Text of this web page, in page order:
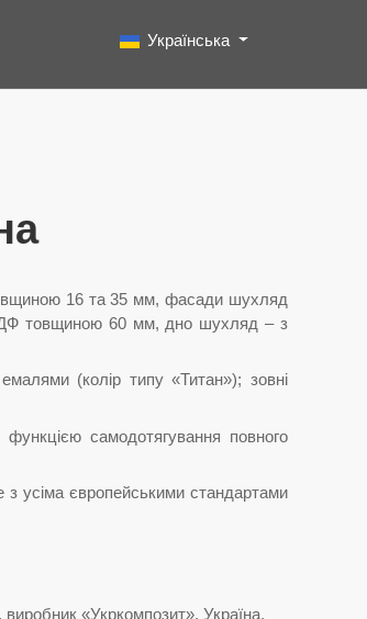
Пошук
Type 2 or more characters for results.
Виберіть свою мову
Українська
16 та 35 мм, фасади шухляд
товщиною 60 мм, дно шухляд – з
(колір типу «Титан»); зовні
самодотягування повного
з усіма європейськими стандартами
«Укркомпозит», Україна.